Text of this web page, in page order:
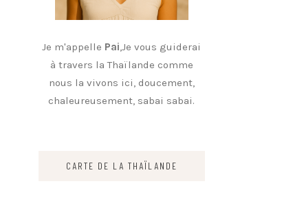
Je m'appelle Pai,Je vous guiderai
à travers la Thaïlande comme
nous la vivons ici, doucement,
chaleureusement, sabai sabai.
CARTE DE LA THAÏLANDE